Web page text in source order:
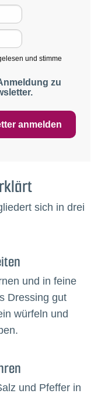
und stimme
zu
anmelden
sich in drei
und in feine
Dressing gut
würfeln und
und Pfeffer in